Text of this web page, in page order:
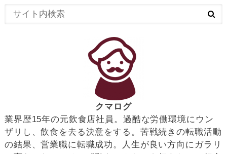
クマログ
業界歴15年の元飲食店社員。過酷な労働環境にウン
ザリし、飲食を去る決意をする。苦戦続きの転職活動
の結果、営業職に転職成功。人生が良い方向にガラリ